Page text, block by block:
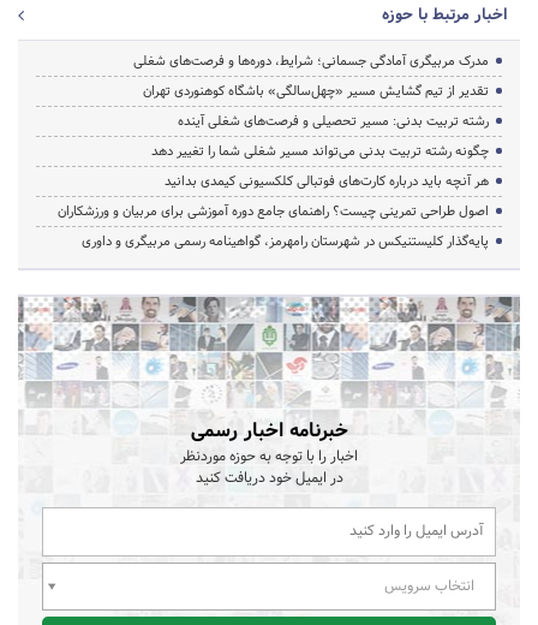
اخبار مرتبط با حوزه
مدرک مربیگری آمادگی جسمانی؛ شرایط، دوره‌ها و فرصت‌های شغلی
تقدیر از تیم گشایش مسیر «چهل‌سالگی» باشگاه کوهنوردی تهران
رشته تربیت بدنی: مسیر تحصیلی و فرصت‌های شغلی آینده
چگونه رشته تربیت بدنی می‌تواند مسیر شغلی شما را تغییر دهد
هر آنچه باید درباره کارت‌های فوتبالی کلکسیونی کیمدی بدانید
اصول طراحی تمرینی چیست؟ راهنمای جامع دوره آموزشی برای مربیان و ورزشکاران
پایه‌گذار کلیستنیکس در شهرستان رامهرمز، گواهینامه رسمی مربیگری و داوری
خبرنامه اخبار رسمی
اخبار را با توجه به حوزه موردنظر
در ایمیل خود دریافت کنید
انتخاب سرویس